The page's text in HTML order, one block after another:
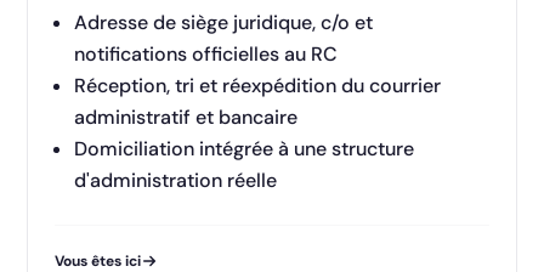
Adresse de siège juridique, c/o et
notifications officielles au RC
Réception, tri et réexpédition du courrier
administratif et bancaire
Domiciliation intégrée à une structure
d'administration réelle
Vous êtes ici